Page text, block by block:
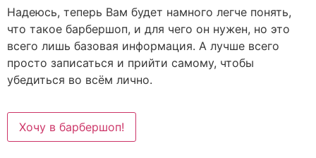
Надеюсь, теперь Вам будет намного легче понять,
что такое барбершоп, и для чего он нужен, но это
всего лишь базовая информация. А лучше всего
просто записаться и прийти самому, чтобы
убедиться во всём лично.
Хочу в барбершоп!